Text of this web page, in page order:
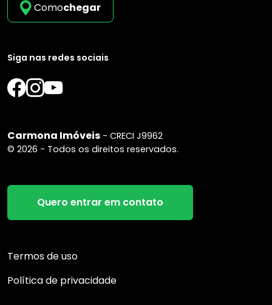
Comochegar
Siga nas redes sociais
Carmona Imóveis - CRECI J9962
© 2026 - Todos os direitos reservados.
Quero entrar em contato
Termos de uso
Política de privacidade